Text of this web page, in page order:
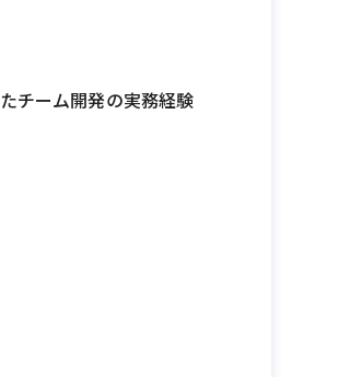
チーム開発の実務経験